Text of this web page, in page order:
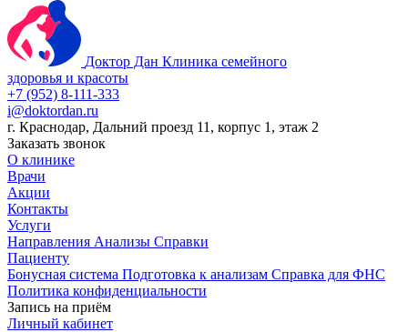
Доктор Дан Клиника семейного
здоровья и красоты
+7 (952) 8-111-333
i@doktordan.ru
г. Краснодар, Дальний проезд 11, корпус 1, этаж 2
Заказать звонок
О клинике
Врачи
Акции
Контакты
Услуги
Направления Анализы Справки
Пациенту
Бонусная система Подготовка к анализам Справка для ФНС
Политика конфиденциальности
Запись на приём
Личный кабинет